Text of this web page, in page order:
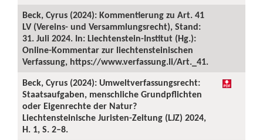
Beck, Cyrus (2024): Kommentierung zu Art. 41
LV (Vereins- und Versammlungsrecht), Stand:
31. Juli 2024. In: Liechtenstein-Institut (Hg.):
Online-Kommentar zur liechtensteinischen
Verfassung, https://www.verfassung.li/Art._41.
Beck, Cyrus (2024): Umweltverfassungsrecht:
Staatsaufgaben, menschliche Grundpflichten
oder Eigenrechte der Natur?
Liechtensteinische Juristen-Zeitung (LJZ) 2024,
H. 1, S. 2–8.